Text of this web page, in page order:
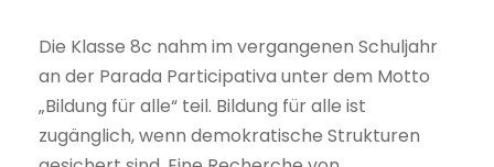
Die Klasse 8c nahm im vergangenen Schuljahr
an der Parada Participativa unter dem Motto
„Bildung für alle“ teil. Bildung für alle ist
zugänglich, wenn demokratische Strukturen